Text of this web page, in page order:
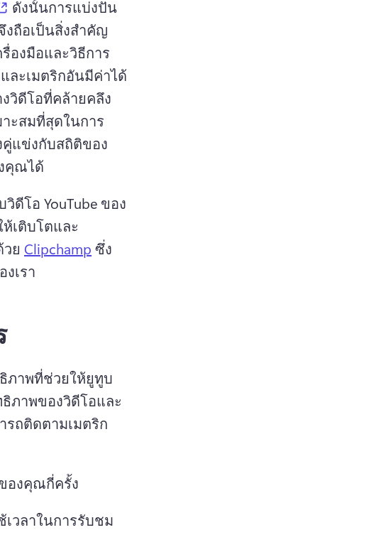
(opens in a new tab)
ดังนั้นการแบ่งปัน
องมือและวิธีการ
ะเมตริกอันมีค่าได้
วิดีโอที่คล้ายคลึง
ะสมที่สุดในการ
คู่แข่งกับสถิติของ
คุณได้
ดีโอ YouTube ของ
เติบโตและ
ย Clipchamp ซึ่ง
เรา
ภาพที่ช่วยให้ยูทูบ
ภาพของวิดีโอและ
รถติดตามเมตริก
องคุณกี่ครั้ง
วลาในการรับชม